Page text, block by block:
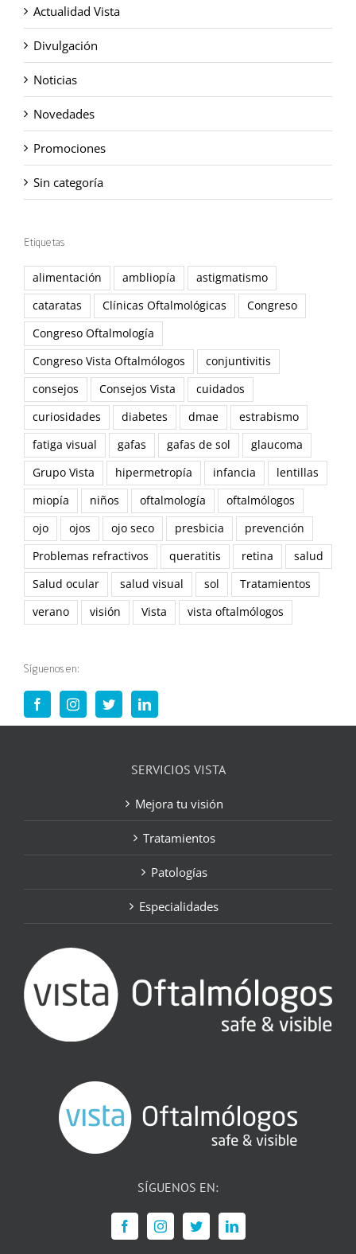
Actualidad Vista
Divulgación
Noticias
Novedades
Promociones
Sin categoría
Etiquetas
alimentación ambliopía
astigmatismo
cataratas
Clínicas Oftalmológicas
Congreso
Congreso Oftalmología
Congreso Vista Oftalmólogos
conjuntivitis
consejos
Consejos Vista
cuidados
curiosidades
diabetes dmae
estrabismo
fatiga visual
gafas gafas de sol
glaucoma
Grupo Vista
hipermetropía infancia
lentillas
miopía
niños oftalmología
oftalmólogos
ojo
ojos ojo seco presbicia
prevención
Problemas refractivos
queratitis retina
salud
Salud ocular
salud visual sol
Tratamientos
verano
visión Vista vista oftalmólogos
Síguenos en:
SERVICIOS VISTA
Mejora tu visión
Tratamientos
Patologías
Especialidades
SÍGUENOS EN: